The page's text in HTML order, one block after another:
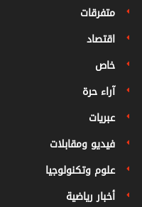
متفرقات
اقتصاد
خاص
آراء حرة
عبريات
فيديو ومقابلات
علوم وتكنولوجيا
أخبار رياضية